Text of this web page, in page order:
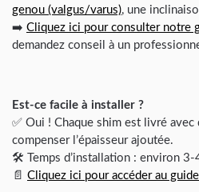
genou (valgus/varus), une
➡️ Cliquez ici pour consulter notre
demandez conseil à un
Est-ce facile à installer ?
✅ Oui ! Chaque shim est livré
compenser l’épaisseur ajoutée.
🛠️ Temps d’installation : environ 3-
📄 Cliquez ici pour accéder au